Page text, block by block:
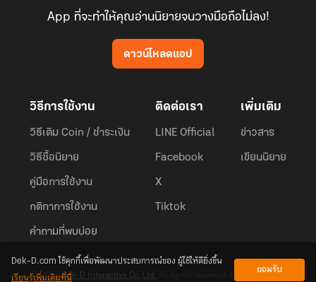
App ที่จะทำให้คุณอ่านนิยายจนวางมือถือไม่ลง!
ดาวน์โหลดแอป
วิธีการใช้งาน
วิธีเติม Coin / ชำระเงิน
วิธีซื้อนิยาย
คู่มือการใช้งาน
กติกาการใช้งาน
คำถามที่พบบ่อย
ติดต่อเรา
LINE Official
Facebook
X
Tiktok
เพิ่มเติม
ข่าวสาร
เขียนนิยาย
© 2026Dek-D Interactive Co.,Ltd.
Dek-D.com ใช้คุกกี้เพื่อพัฒนาประสบการณ์ของ ผู้ใช้ให้ดียิ่งขึ้น
เรียนรู้เพิ่มเติมที่นี่
ยอมรับ